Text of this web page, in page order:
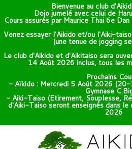
Bienvenue au club
Dojo jumelé avec celui de
Cours assurés par Maurice Thai 6e
Venez essayer l'Aikido et/ou l'Aiki-
(une tenue de jogging
Le club d'Aikido et d'Aikitaiso sera
14 Août 2026 inclus, tous les
Prochains
- Aïkido : Mercredi 5 Août 2026
Gymnase
- Aiki-Taiso (Etirement, Souplesse,
d'Aiki-Taiso seront enseignés dans
2026